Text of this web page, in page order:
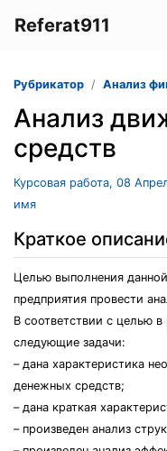
Referat911
Рубрикатор Анализ
Анализ
средств
Курсовая работа, 08
имя
Краткое
Целью выполнения
предприятия провести
В соответствии с целью
следующие задачи:
– дана характеристика
денежных средств;
– дана краткая
– произведен анализ